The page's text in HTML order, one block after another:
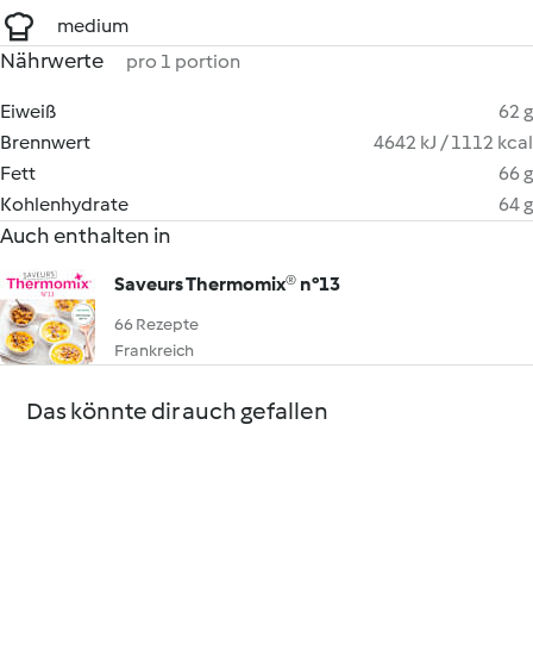
medium
Nährwerte pro 1 portion
Eiweiß
62 g
Brennwert
4642 kJ / 1112 kcal
Fett
66 g
Kohlenhydrate
64 g
Auch enthalten in
Saveurs Thermomix® n°13
66 Rezepte
Frankreich
Das könnte dir auch gefallen